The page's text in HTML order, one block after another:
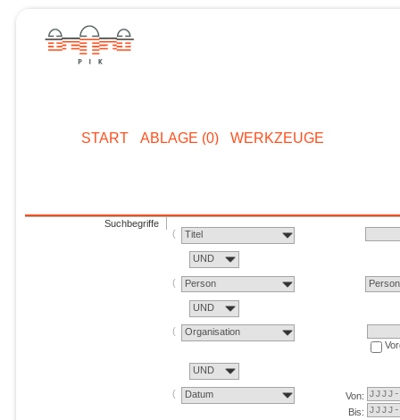
START ABLAGE (0) WERKZEUGE
Suchbegriffe
Titel
UND
Person Person
UND
Organisation
UND
Datum
Von:
Bis: